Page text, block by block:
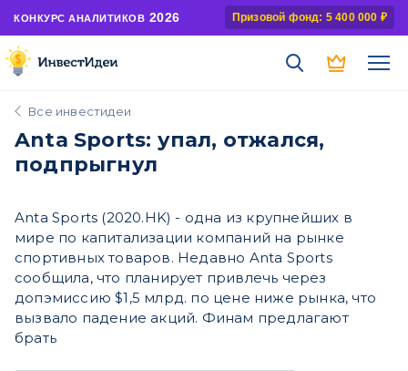
КОНКУРС АНАЛИТИКОВ 2026 Призовой фонд: 5 400 000 ₽
Все инвестидеи
Anta Sports: упал, отжался,
подпрыгнул
Anta Sports (2020.HK) - одна из крупнейших в
мире по капитализации компаний на рынке
спортивных товаров. Недавно Anta Sports
сообщила, что планирует привлечь через
допэмиссию $1,5 млрд. по цене ниже рынка, что
вызвало падение акций. Финам предлагают
брать